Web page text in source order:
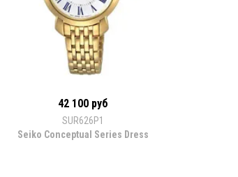
42 100 руб
SUR626P1
Seiko Conceptual Series Dress